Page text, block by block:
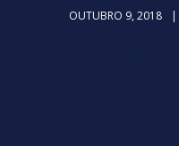
OUTUBRO 9, 2018